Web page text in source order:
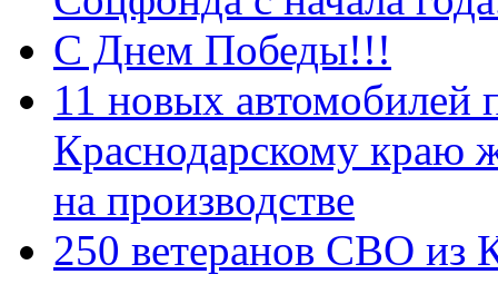
С Днем Победы!!!
11 новых автомобилей
Краснодарскому краю
на производстве
250 ветеранов СВО из